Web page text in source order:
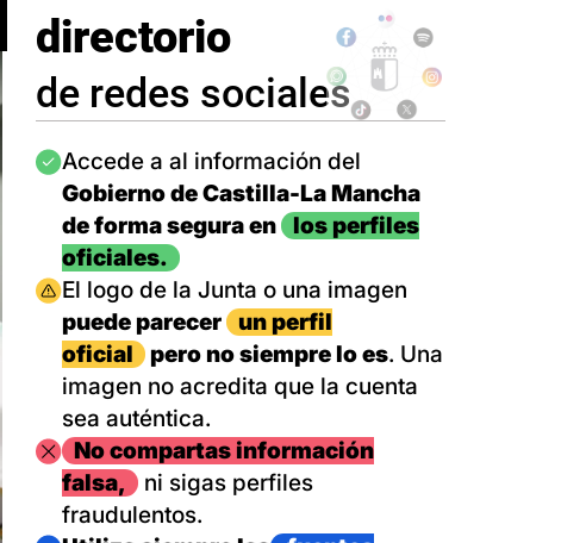
directorio
de redes sociales
Imagen
Accede a al información del
Gobierno de Castilla-La Mancha
de forma segura en
los perfiles
oficiales.
Imagen
El logo de la Junta o una imagen
puede parecer
un perfil
oficial
pero no siempre lo es. Una
imagen no acredita que la cuenta
sea auténtica.
ImagenNo compartas información
falsa,
ni sigas perfiles
fraudulentos.